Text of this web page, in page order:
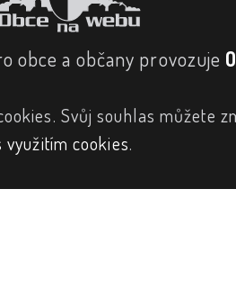
obce a občany provozuje
Svůj souhlas můžete
využitím cookies.